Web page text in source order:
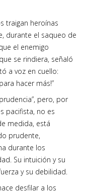
traigan heroínas
durante el saqueo de
el enemigo
se rindiera, señaló
a voz en cuello:
hacer más!”
pero, por
pacifista, no es
medida, está
prudente,
durante los
Su intuición y su
y su debilidad.
desfilar a los